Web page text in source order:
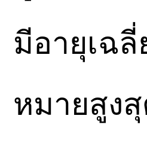
มีอายุเฉลี่
หมายสูง